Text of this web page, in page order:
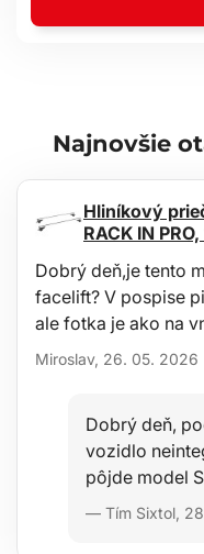
Najnovšie
Hliníkový
RACK IN
Dobrý deň,je tento
facelift? V pospise
ale fotka je ako na
Miroslav, 26. 05. 2026
Dobrý deň,
vozidlo
pôjde model
— Tím Sixtol,